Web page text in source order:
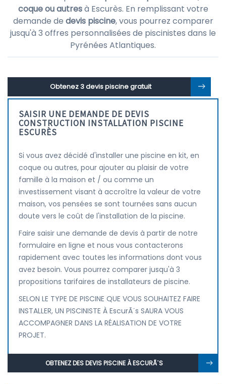
coque ou autresà Escurès. En remplissant votre
demande de devis piscine, vous pourrez comparer
jusqu'à 3 offres personnalisées de piscinistes dans le
Pyrénées Atlantiques.
Obtenez 3 devis piscine gratuit
SAISIR UNE DEMANDE DE DEVIS
CONSTRUCTION INSTALLATION PISCINE
ESCURÈS
Si vous avez décidé d'installer une piscine en kit, en
coque ou autres, pour ajouter au plaisir de votre
famille à la maison et / ou comme un
investissement visant à accroître la valeur de votre
maison, vos pensées se sont tournées sans aucun
doute vers le coût de l'installation de la piscine.
Faire saisir une demande de devis à partir de notre
formulaire en ligne et nous vous contacterons
rapidement avec toutes les informations dont vous
avez besoin. Vous pourrez comparer jusqu'à 3
propositions tarifaires de installateurs de piscine.
SELON LE TYPE DE PISCINE QUE VOUS SOUHAITEZ FAIRE
INSTALLER, UN PISCINISTE À EscurÃ¨s SAURA VOUS
ACCOMPAGNER DANS LA RÉALISATION DE VOTRE
PROJET.
OBTENEZ DES DEVIS PISCINE À ESCURÃ¨S